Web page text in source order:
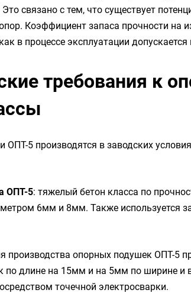
связано с тем, что существует
Коэффициент запаса прочности на
в процессе эксплуатации
требования к
ОПТ-5 производятся в заводских
ОПТ-5: тяжелый бетон класса по
6мм и 8мм. Также используется
производства опорных подушек ОПТ-5
по длине на 15мм и на 5мм по ширине и
точечной электросварки.